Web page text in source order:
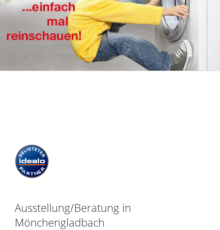
Ausstellung/Beratung in
Mönchengladbach